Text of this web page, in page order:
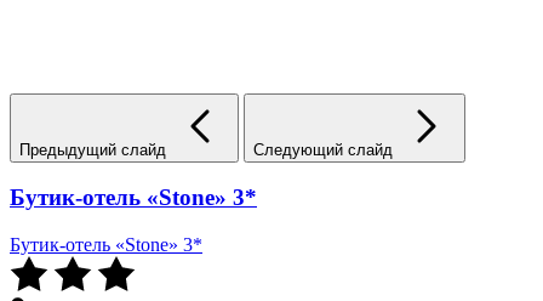
Предыдущий слайд Следующий слайд
Бутик-отель «Stone» 3*
Бутик-отель «Stone» 3*